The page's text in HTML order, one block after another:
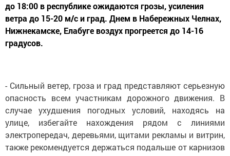
до 18:00 в республике ожидаются грозы, усиления
ветра до 15-20 м/с и град. Днем в Набережных Челнах,
Нижнекамске, Елабуге воздух прогреется до 14-16
градусов.
- Сильный ветер, гроза и град представляют серьезную
опасность всем участникам дорожного движения. В
случае ухудшения погодных условий, находясь на
улице, избегайте нахождения рядом с линиями
электропередач, деревьями, щитами рекламы и витрин,
также рекомендуется держаться подальше от карнизов